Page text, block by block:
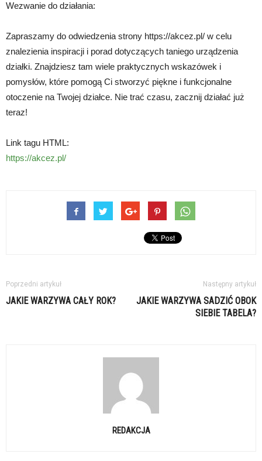
Wezwanie do działania:
Zapraszamy do odwiedzenia strony https://akcez.pl/ w celu
znalezienia inspiracji i porad dotyczących taniego urządzenia
działki. Znajdziesz tam wiele praktycznych wskazówek i
pomysłów, które pomogą Ci stworzyć piękne i funkcjonalne
otoczenie na Twojej działce. Nie trać czasu, zacznij działać już
teraz!
Link tagu HTML:
https://akcez.pl/
Poprzedni artykuł
JAKIE WARZYWA CAŁY ROK?
Następny artykuł
JAKIE WARZYWA SADZIĆ OBOK
SIEBIE TABELA?
REDAKCJA